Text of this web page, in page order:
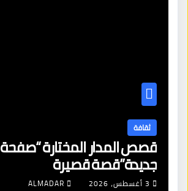
ثقافة
قصص المدار المختارة “صفحة
جديدة”قصة قصيرة
3 أغسطس، 2026 ALMADAR